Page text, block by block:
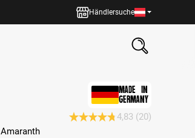
Händlersuche
MADE IN
GERMANY
4,83 (20)